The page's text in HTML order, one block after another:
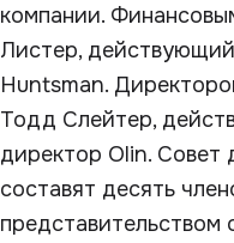
компании.
Листер,
Huntsman.
Тодд Слейтер,
директор Olin. Совет
составят десять
представительством